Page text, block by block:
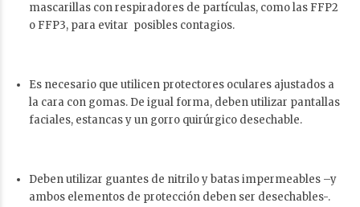
mascarillas con respiradores de partículas, como las FFP2
o FFP3, para evitar posibles contagios.
Es necesario que utilicen protectores oculares ajustados a
la cara con gomas. De igual forma, deben utilizar pantallas
faciales, estancas y un gorro quirúrgico desechable.
Deben utilizar guantes de nitrilo y batas impermeables –y
ambos elementos de protección deben ser desechables-.